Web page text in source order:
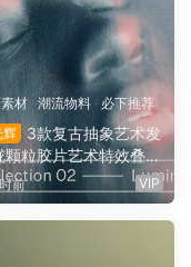
材· 潮流物料 · 必下推荐
辉
3款复古抽象艺术发
颗粒胶片艺术特效叠加
效样机组合 Orbyt Stu
Collection 0
（16162）
前 VIP